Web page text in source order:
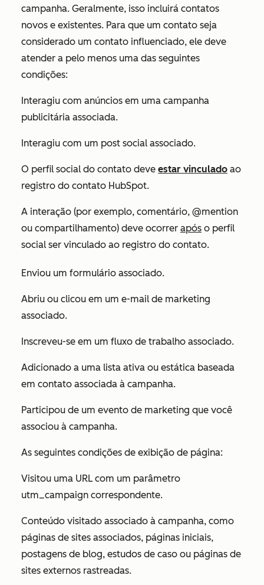
campanha. Geralmente, isso incluirá contatos
novos e existentes. Para que um contato seja
considerado um contato influenciado, ele deve
atender a pelo menos uma das seguintes
condições:
Interagiu com anúncios em uma campanha
publicitária associada.
Interagiu com um post social associado.
O perfil social do contato deve estar vinculado ao
registro do contato HubSpot.
A interação (por exemplo, comentário, @mention
ou compartilhamento) deve ocorrer após o perfil
social ser vinculado ao registro do contato.
Enviou um formulário associado.
Abriu ou clicou em um e-mail de marketing
associado.
Inscreveu-se em um fluxo de trabalho associado.
Adicionado a uma lista ativa ou estática baseada
em contato associada à campanha.
Participou de um evento de marketing que você
associou à campanha.
As seguintes condições de exibição de página:
Visitou uma URL com um parâmetro
utm_campaign correspondente.
Conteúdo visitado associado à campanha, como
páginas de sites associados, páginas iniciais,
postagens de blog, estudos de caso ou páginas de
sites externos rastreadas.